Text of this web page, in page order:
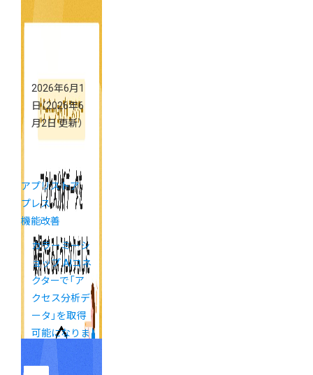
（7/14更新）
2026年6月1
日（2026年6
月2日 更新）
アプリストア
プレス
機能改善
カラーミーシ
ョップ AIコネ
クターで「ア
クセス分析デ
ータ」を取得
可能になりま